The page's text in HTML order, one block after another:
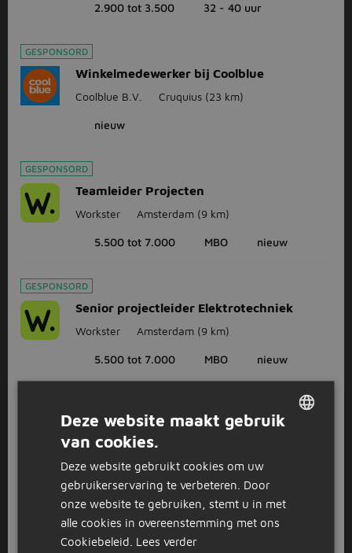
2.900 tot 3.500 32 - 40 uur
GESPONSORD
Winkelmedewerker bij Coolblue
Coolblue B.V. Cruquius (23 km)
nieuw
GESPONSORD
Teamleider Projecten
Workster Amsterdam (9 km)
5.500 tot 7.000 MBO nieuw
GESPONSORD
Senior projectleider Elektrotechniek
Workster Amsterdam (9 km)
5.500 tot 7.000 MBO nieuw
2 Volgende >
recent gesloten vacatures
Deze website maakt gebruik
van cookies.
Deze website gebruikt cookies om uw
gebruikerservaring te verbeteren. Door
onze website te gebruiken, stemt u in met
alle cookies in overeenstemming met ons
Cookiebeleid. Lees verder